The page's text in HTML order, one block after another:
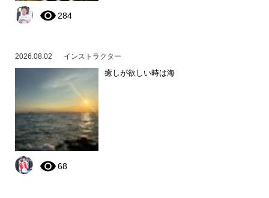
284
2026.08.02 インストラクター
癒しが欲しい時は海
68